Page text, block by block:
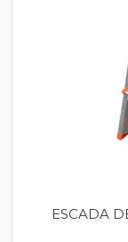
ESCADA